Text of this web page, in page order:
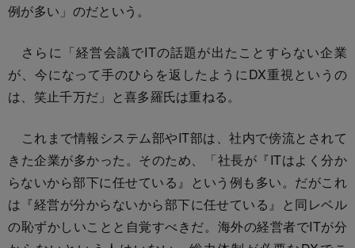
例が多い」のだという。
さらに「経営会議でITの話題が出たことすらない企業
が、今になって手のひらを返したようにDX重視というの
は、笑止千万だ」と喜多羅氏は重ねる。
これまで情報システム部やIT部は、社内で傍流とされて
きた企業が多かった。そのため、「社長が『ITはよく分か
らないから部下に任せている』という例も多い。だがこれ
は『経営が分からないから部下に任せている』と同レベル
の恥ずかしいことと自覚すべきだ。海外の経営者でITが分